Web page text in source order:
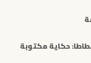
حكاية مكتوبة